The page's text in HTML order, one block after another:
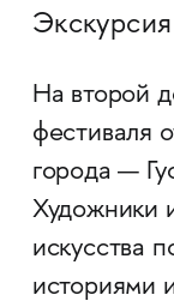
На второй
фестиваля
города —
Художники
искусства
историями